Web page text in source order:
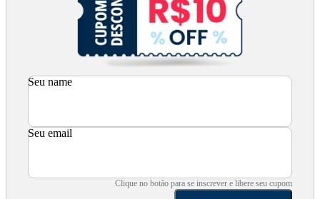
Seu name
Seu email
Clique no botão para se inscrever e libere seu cupom